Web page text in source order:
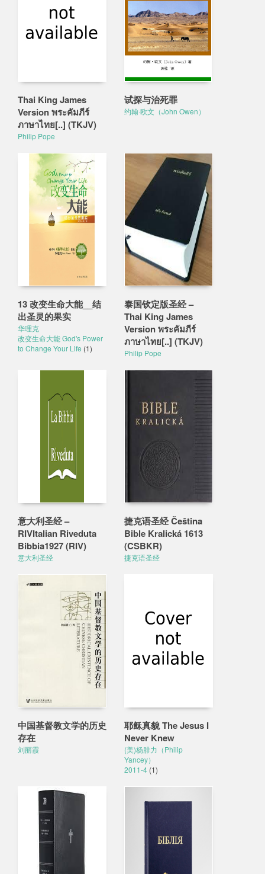
Thai King James
Version พระคัมภีร์
ภาษาไทย[..] (TKJV)
Philip Pope
试探与治死罪
约翰·欧文（John Owen）
13 改变生命大能__结
出圣灵的果实
华理克
改变生命大能 God's Power
to Change Your Life (1)
泰国钦定版圣经 –
Thai King James
Version พระคัมภีร์
ภาษาไทย[..] (TKJV)
Philip Pope
意大利圣经 –
RIVItalian Riveduta
Bibbia1927 (RIV)
意大利圣经
捷克语圣经 Čeština
Bible Kralická 1613
(CSBKR)
捷克语圣经
中国基督教文学的历史
存在
刘丽霞
耶稣真貌 The Jesus I
Never Knew
(美)杨腓力（Philip
Yancey）
2011-4 (1)